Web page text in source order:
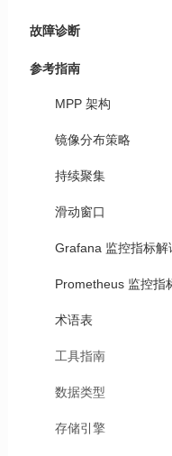
故障诊断
参考指南
MPP 架构
镜像分布策略
持续聚集
滑动窗口
Grafana 监控指标解
Prometheus 监控指
术语表
工具指南
数据类型
存储引擎